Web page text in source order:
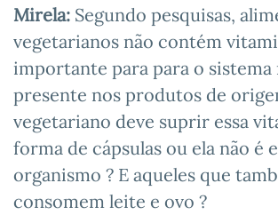
Mirela: Segundo pesquisas,
vegetarianos não contém
importante para para o sistema
presente nos produtos de
vegetariano deve suprir essa
forma de cápsulas ou ela não é
organismo ? E aqueles que
consomem leite e ovo ?